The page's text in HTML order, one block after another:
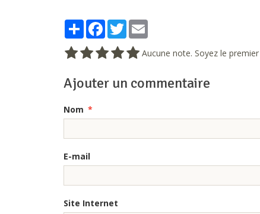
PartagerFacebook
Twitter
Aucune note. Soyez le
Ajouter un commentaire
Nom
E-mail
Site Internet